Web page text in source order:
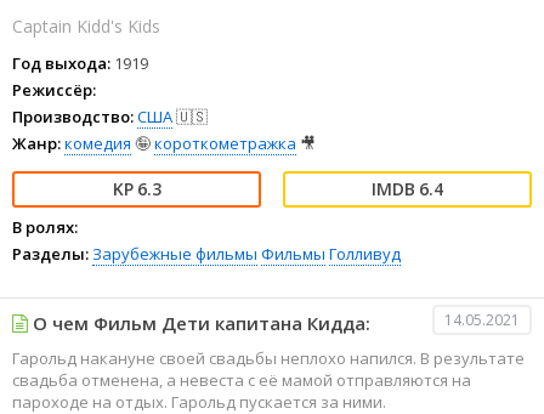
Captain Kidd's Kids
Год выхода: 1919
Режиссёр:
Производство:США🇺🇸
Жанр:комедия 🤪короткометражка 🎥
6.3 6.4
В ролях:
Разделы: Зарубежные фильмы Фильмы Голливуд
О чем Фильм Дети капитана Кидда: 14.05.2021
Гарольд накануне своей свадьбы неплохо напился. В результате
свадьба отменена, а невеста с её мамой отправляются на
пароходе на отдых. Гарольд пускается за ними.